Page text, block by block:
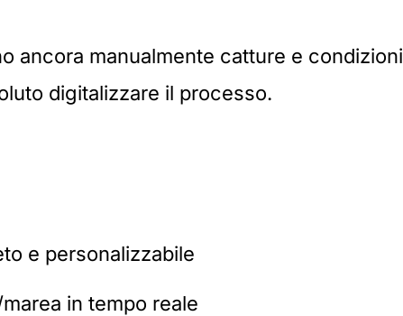
ancora manualmente catture e condizioni
digitalizzare il processo.
e personalizzabile
in tempo reale